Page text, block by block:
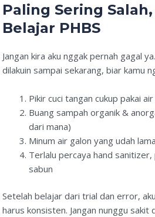
Paling Sering
Belajar PHBS
Jangan kira aku nggak pernah gagal
dilakuin sampai sekarang, biar kamu
Pikir cuci tangan cukup pakai
Buang sampah organik &
dari mana)
Minum air galon yang udah
Terlalu percaya hand
sabun
Setelah belajar dari trial dan error,
harus konsisten. Jangan nunggu sakit